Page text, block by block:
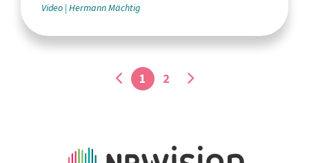
Video Hermann Mächtig
1 2